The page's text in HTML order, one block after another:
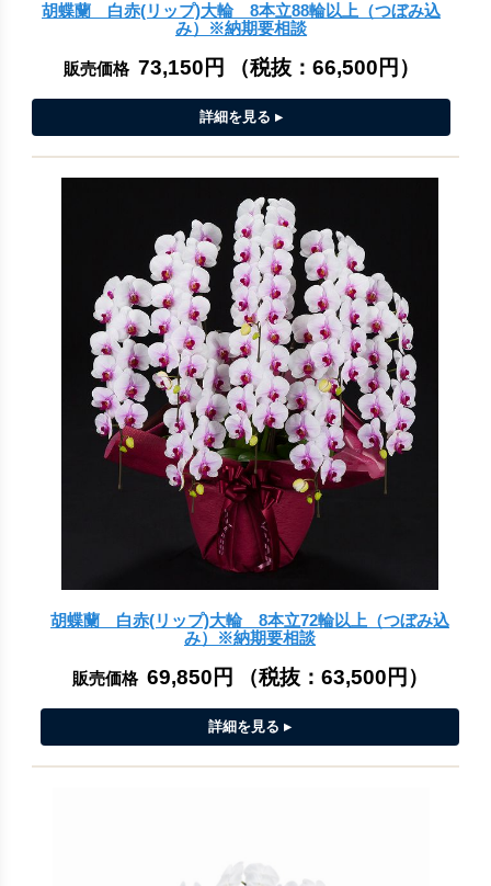
胡蝶蘭 白赤(リップ)大輪 8本立88輪以上（つぼみ込
み）※納期要相談
販売価格 73,150円 （税抜： 66,500円 ）
胡蝶蘭 白赤(リップ)大輪 8本立72輪以上（つぼみ込
み）※納期要相談
販売価格 69,850円 （税抜： 63,500円 ）